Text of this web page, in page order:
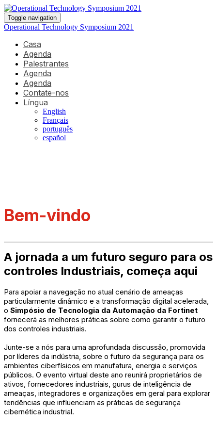
Toggle navigation
Operational Technology Symposium 2021
Casa
Agenda
Palestrantes
Agenda
Agenda
Contate-nos
Língua
English
Français
português
español
Bem-vindo
A jornada a um futuro seguro para os
controles Industriais, começa aqui
Para apoiar a navegação no atual cenário de ameaças
particularmente dinâmico e a transformação digital acelerada,
o Simpósio de Tecnologia da Automação da Fortinet
fornecerá as melhores práticas sobre como garantir o futuro
dos controles industriais.
Junte-se a nós para uma aprofundada discussão, promovida
por líderes da indústria, sobre o futuro da segurança para os
ambientes ciberfísicos em manufatura, energia e serviços
públicos. O evento virtual deste ano reunirá proprietários de
ativos, fornecedores industriais, gurus de inteligência de
ameaças, integradores e organizações em geral para explorar
tendências que influenciam as práticas de segurança
cibernética industrial.